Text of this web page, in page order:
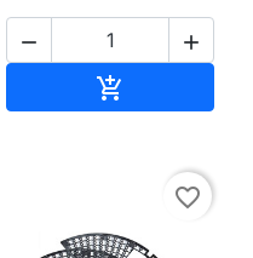
 

favorite_border